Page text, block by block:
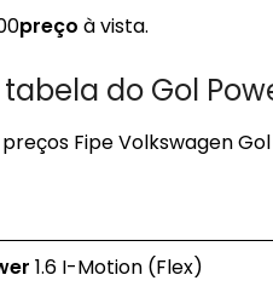
preço à vista.
do Gol
Fipe Volkswagen Gol
1.6 I-Motion (Flex)